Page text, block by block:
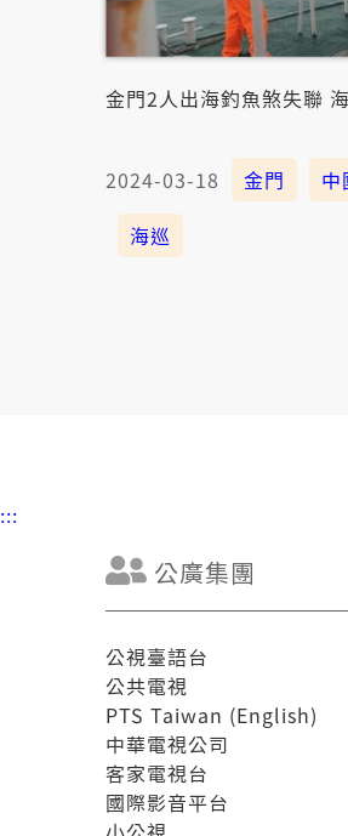
金門2人出海釣魚煞失聯
2024-03-18 金門 中
海巡
:::
公廣集團
公視臺語台
公共電視
PTS Taiwan (English)
中華電視公司
客家電視台
國際影音平台